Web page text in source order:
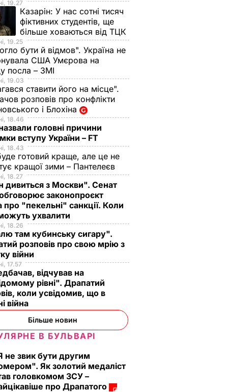
19.27
Казарін: У нас сотні тисяч
фіктивних студентів, ще
більше ховаються від ТЦК
19.25
бути й відмов". Україна не
США Умєрова на
посла – ЗМІ
19.03
ставити його на місце".
розповів про конфлікти
і Блохіна
18.46
головні причини
вступу України – FT
18.43
готовий краще, але це не
кращої зими – Пантелеєв
18.27
дивиться з Москви". Сенат
законопроєкт
про "пекельні" санкції. Коли
ухвалити
18.26
там кубинську сигару".
розповів про свою мрію з
війни
17.57
відчував на
рівні". Драпатий
коли усвідомив, що в
війна
Більше новин
В БУЛЬВАРІ
не звик бути другим
Як золотий медаліст
головкомом ЗСУ –
про Драпатого